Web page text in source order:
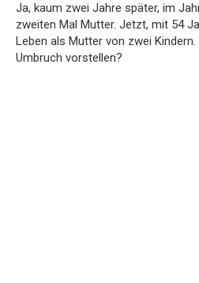
Ja, kaum zwei Jahre später, im
zweiten Mal Mutter. Jetzt, mit 54
Leben als Mutter von zwei
Umbruch vorstellen?